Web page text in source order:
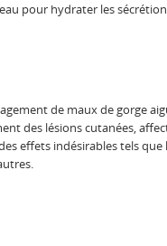
pour hydrater les
de maux de gorge
des lésions cutanées,
effets indésirables tels que